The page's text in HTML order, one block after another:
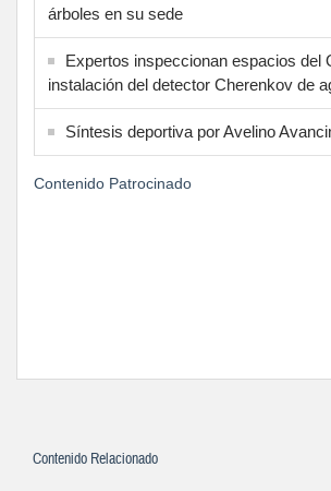
árboles en su sede
Expertos inspeccionan espacios del
instalación del detector Cherenkov de
Síntesis deportiva por Avelino
Contenido Patrocinado
Contenido Relacionado